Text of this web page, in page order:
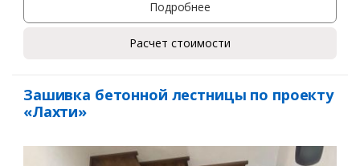
Подробнее
Расчет стоимости
Зашивка бетонной лестницы по проекту
«Лахти»